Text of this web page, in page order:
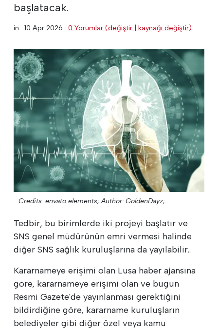
başlatacak.
in · 10 Apr 2026 · 0 Yorumlar (değiştir | kaynağı değiştir)
Credits: envato elements; Author: GoldenDayz;
Tedbir, bu birimlerde iki projeyi başlatır ve
SNS genel müdürünün emri vermesi halinde
diğer SNS sağlık kuruluşlarına da yayılabilir..
Kararnameye erişimi olan Lusa haber ajansına
göre, kararnameye erişimi olan ve bugün
Resmi Gazete'de yayınlanması gerektiğini
bildirdiğine göre, kararname kuruluşların
belediyeler gibi diğer özel veya kamu